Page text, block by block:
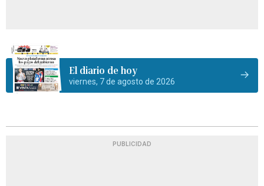
El diario de hoy
viernes, 7 de agosto de 2026
PUBLICIDAD